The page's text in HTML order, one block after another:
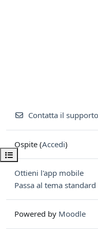
Apri indice del corso
Contatta il supporto
Ospite (Accedi)
Ottieni l'app mobile
Passa al tema standard
Powered by Moodle